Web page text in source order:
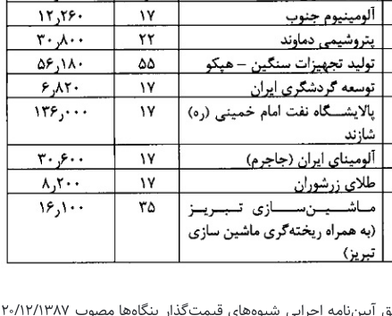
۲- قیمت نهایی سهام شرکت‌های موضوع این تصویب‌نامه مطابق آیین‌نامه اجرایی شیوه‌های قیمت‌گذار بنگاه‌ها مصوب ۲۰/۱۲/۱۳۸۷